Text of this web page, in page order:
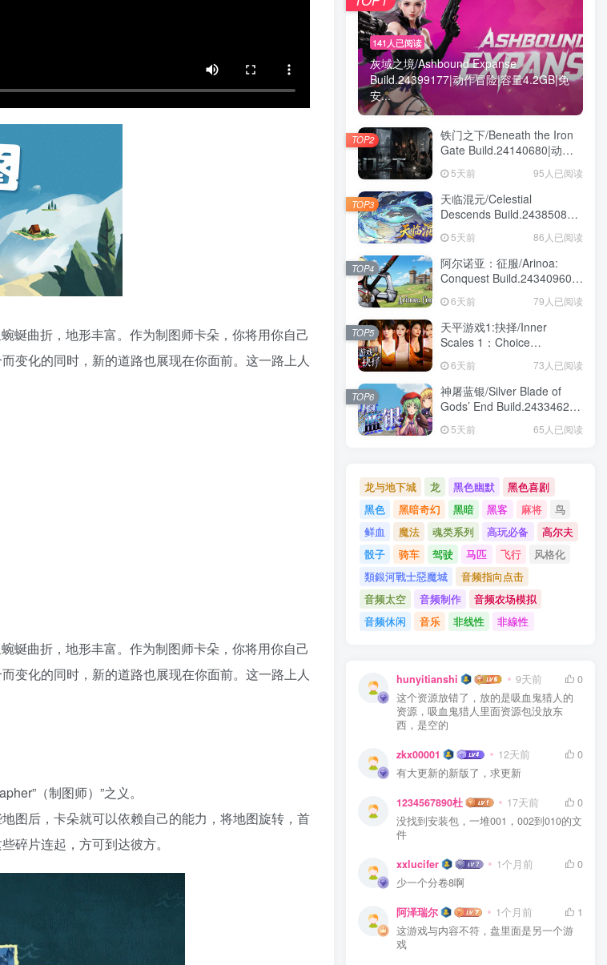
蜒曲折，地形丰富。作为制图师卡朵，你将用你自己
变化的同时，新的道路也展现在你面前。这一路上人
蜒曲折，地形丰富。作为制图师卡朵，你将用你自己
变化的同时，新的道路也展现在你面前。这一路上人
（制图师）”之义。
图后，卡朵就可以依赖自己的能力，将地图旋转，首
碎片连起，方可到达彼方。
141人已阅读
灰域之境/Ashbound Expanse
Build.24399177|动作冒险|容量4.2GB|免
安...
铁门之下/Beneath the Iron
Gate Build.24140680|动作
中文版
5天前 95人已阅读
TOP2
天临混元/Celestial
Descends Build.24385086|
策略战棋|容量11.4GB|免安
装绿色中文版
5天前 86人已阅读
TOP3
阿尔诺亚：征服/Arinoa:
Conquest Build.24340960|
角色扮演|容量2.4GB|免安装
绿色中文版
6天前 79人已阅读
TOP4
天平游戏1:抉择/Inner
Scales 1：Choice
Build.24391609|互动电影|容
量24.3GB|免安装绿色中文版
6天前 73人已阅读
TOP5
神屠蓝银/Silver Blade of
Gods’ End Build.24334624|
角色扮演|容量1.8GB|免安装
绿色中文版
5天前 65人已阅读
TOP6
龙与地下城 龙 黑色幽默
黑色喜剧
黑色
黑暗奇幻 黑暗 黑客 麻将
鸟
鲜血
魔法 魂类系列 高玩必备
高尔夫
骰子
骑车 驾驶 马匹 飞行
风格化
類銀河戰士惡魔城
音频指向点击
音频太空
音频制作
音频农场模拟
音频休闲
音乐 非线性 非線性
hunyitianshi 9天前
0
这个资源放错了，放的是吸血鬼猎人的
资源，吸血鬼猎人里面资源包没放东
西，是空的
zkx00001 12天前
0
有大更新的新版了，求更新
1234567890杜 17天前
0
没找到安装包，一堆001，002到010的文
件
xxlucifer 1个月前
0
少一个分卷8啊
阿泽瑞尔 1个月前
1
这游戏与内容不符，盘里面是另一个游
戏